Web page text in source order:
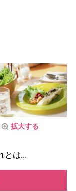
拡大する
とは...